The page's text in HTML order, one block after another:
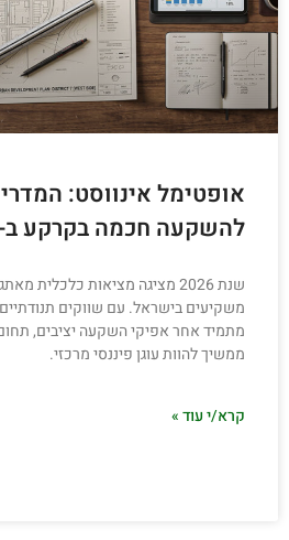
אופטימל אינווסט:
להשקעה חכמה בקרקע ב-
שנת 2026 מציגה מציאות כלכלית
משקיעים בישראל. עם שווקים
מתמיד אחר אפיקי השקעה יציבים,
ממשיך להוות עוגן פיננסי מרכזי.
קרא/י עוד »